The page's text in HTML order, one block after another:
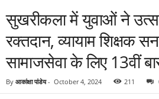
सुखरीकला में युवाओं ने
रक्तदान, व्यायाम शिक्षक
सामाजसेवा के लिए 13वीं
By आकांक्षा पांडेय- October 4, 2024 211